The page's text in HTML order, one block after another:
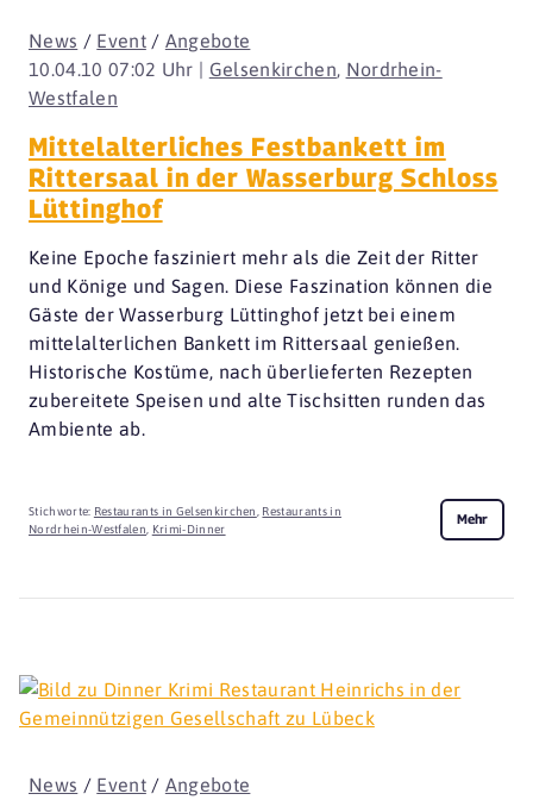
10.04.10 07:02 Uhr | Gelsenkirchen, Nordrhein-
Westfalen
News / Event/ Angebote
Mittelalterliches Festbankett im
Rittersaal in der Wasserburg Schloss
Lüttinghof
Keine Epoche fasziniert mehr als die Zeit der Ritter
und Könige und Sagen. Diese Faszination können die
Gäste der Wasserburg Lüttinghof jetzt bei einem
mittelalterlichen Bankett im Rittersaal genießen.
Historische Kostüme, nach überlieferten Rezepten
zubereitete Speisen und alte Tischsitten runden das
Ambiente ab.
Stichworte: Restaurants in Gelsenkirchen
Restaurants in
Nordrhein-Westfalen
Krimi-Dinner
Mehr
News / Event/ Angebote